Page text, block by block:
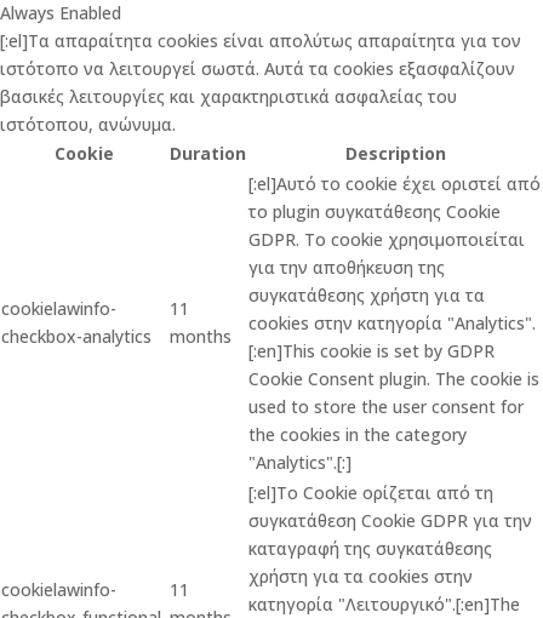
Always Enabled
[:el]Τα απαραίτητα cookies είναι απολύτως απαραίτητα για τον
ιστότοπο να λειτουργεί σωστά. Αυτά τα cookies εξασφαλίζουν
βασικές λειτουργίες και χαρακτηριστικά ασφαλείας του
ιστότοπου, ανώνυμα.
Cookie
Duration Description
cookielawinfo-
checkbox-analytics
11
months
[:el]Αυτό το cookie έχει οριστεί από
το plugin συγκατάθεσης Cookie
GDPR. Το cookie χρησιμοποιείται
για την αποθήκευση της
συγκατάθεσης χρήστη για τα
cookies στην κατηγορία "Analytics".
[:en]This cookie is set by GDPR
Cookie Consent plugin. The cookie is
used to store the user consent for
the cookies in the category
"Analytics".[:]
cookielawinfo-
11
[:el]Το Cookie ορίζεται από τη
συγκατάθεση Cookie GDPR για την
καταγραφή της συγκατάθεσης
χρήστη για τα cookies στην
κατηγορία "Λειτουργικό".[:en]The